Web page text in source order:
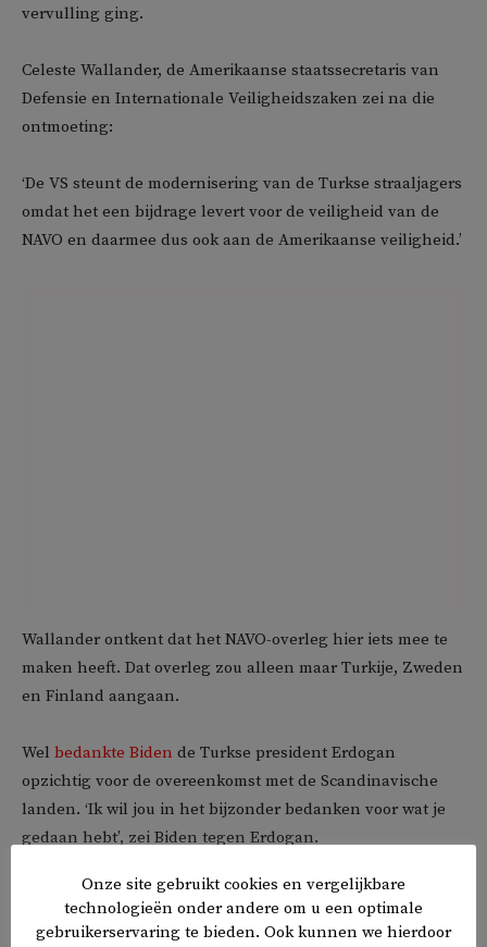
vervulling ging.
Celeste Wallander, de Amerikaanse staatssecretaris van
Defensie en Internationale Veiligheidszaken zei na die
ontmoeting:
‘De VS steunt de modernisering van de Turkse straaljagers
omdat het een bijdrage levert voor de veiligheid van de
NAVO en daarmee dus ook aan de Amerikaanse veiligheid.’
Wallander ontkent dat het NAVO-overleg hier iets mee te
maken heeft. Dat overleg zou alleen maar Turkije, Zweden
en Finland aangaan.
Wel bedankte Biden de Turkse president Erdogan
opzichtig voor de overeenkomst met de Scandinavische
landen. ‘Ik wil jou in het bijzonder bedanken voor wat je
gedaan hebt’, zei Biden tegen Erdogan.
Turkije heeft de afgelopen maanden luidkeels duidelijk
gemaakt tegen de toetreding van Finland en Zweden te
Onze site gebruikt cookies en vergelijkbare
technologieën onder andere om u een optimale
gebruikerservaring te bieden. Ook kunnen we hierdoor